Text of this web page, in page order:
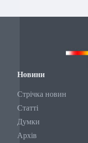
Новини
Стрічка новин
Статті
Думки
Архів